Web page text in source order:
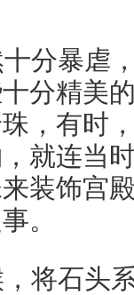
分暴虐
分精美
，有时
就连当
装饰宫
。
将石头